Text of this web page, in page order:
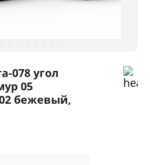
078 угол
05
бежевый,